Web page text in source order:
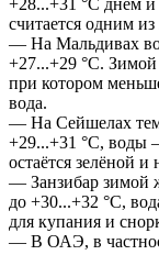
считается одним
— На Мальдивах
+27...+29 °C.
при котором
вода.
— На Сейшелах
+29...+31 °C, воды
остаётся зелёной
— Занзибар зимой
до +30...+32 °C,
для купания и
— В ОАЭ, в